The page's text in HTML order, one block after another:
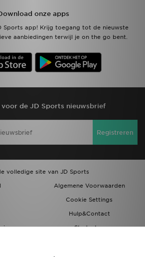
onze apps
Sports app! Krijg toegang tot de nieuwste
aanbiedingen terwijl je on the go bent.
voor de JD Sports nieuwsbrief
Registreren
volledige site van JD Sports
Algemene Voorwaarden
Cookie Settings
Hulp&Contact
Studenten